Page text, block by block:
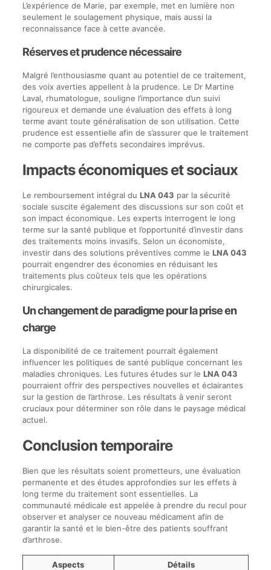
L’expérience de Marie, par exemple, met en lumière non
seulement le soulagement physique, mais aussi la
reconnaissance face à cette avancée.
Réserves et prudence nécessaire
Malgré l’enthousiasme quant au potentiel de ce traitement,
des voix averties appellent à la prudence. Le Dr Martine
Laval, rhumatologue, souligne l’importance d’un suivi
rigoureux et demande une évaluation des effets à long
terme avant toute généralisation de son utilisation. Cette
prudence est essentielle afin de s’assurer que le traitement
ne comporte pas d’effets secondaires imprévus.
Impacts économiques et sociaux
Le remboursement intégral du LNA 043 par la sécurité
sociale suscite également des discussions sur son coût et
son impact économique. Les experts interrogent le long
terme sur la santé publique et l’opportunité d’investir dans
des traitements moins invasifs. Selon un économiste,
investir dans des solutions préventives comme le LNA 043
pourrait engendrer des économies en réduisant les
traitements plus coûteux tels que les opérations
chirurgicales.
Un changement de paradigme pour la prise en
charge
La disponibilité de ce traitement pourrait également
influencer les politiques de santé publique concernant les
maladies chroniques. Les futures études sur le LNA 043
pourraient offrir des perspectives nouvelles et éclairantes
sur la gestion de l’arthrose. Les résultats à venir seront
cruciaux pour déterminer son rôle dans le paysage médical
actuel.
Conclusion temporaire
Bien que les résultats soient prometteurs, une évaluation
permanente et des études approfondies sur les effets à
long terme du traitement sont essentielles. La
communauté médicale est appelée à prendre du recul pour
observer et analyser ce nouveau médicament afin de
garantir la santé et le bien-être des patients souffrant
d’arthrose.
Aspects
Détails